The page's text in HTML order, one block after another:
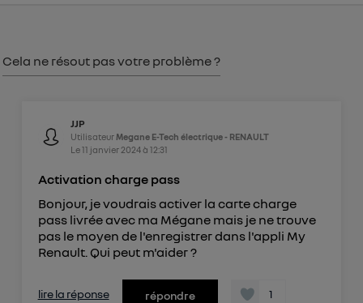
Cela ne résout pas votre problème ?
JJP
Utilisateur Megane E-Tech électrique - RENAULT
Le11 janvier 2024à 12:31
Activation charge pass
Bonjour, je voudrais activer la carte charge
pass livrée avec ma Mégane mais je ne trouve
pas le moyen de l'enregistrer dans l'appli My
Renault. Qui peut m'aider ?
lire la réponse répondre 1
Politique d'information sur les données
personnelles d'Utiq